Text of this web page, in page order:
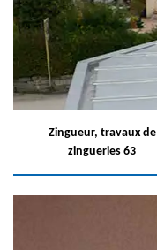
Zingueur, travaux de
zingueries 63